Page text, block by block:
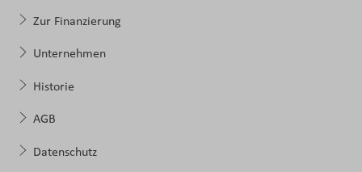
Zur Finanzierung
Unternehmen
Historie
AGB
Datenschutz